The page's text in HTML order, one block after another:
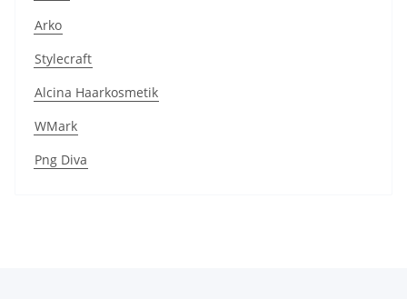
Arko
Stylecraft
Alcina Haarkosmetik
WMark
Png Diva